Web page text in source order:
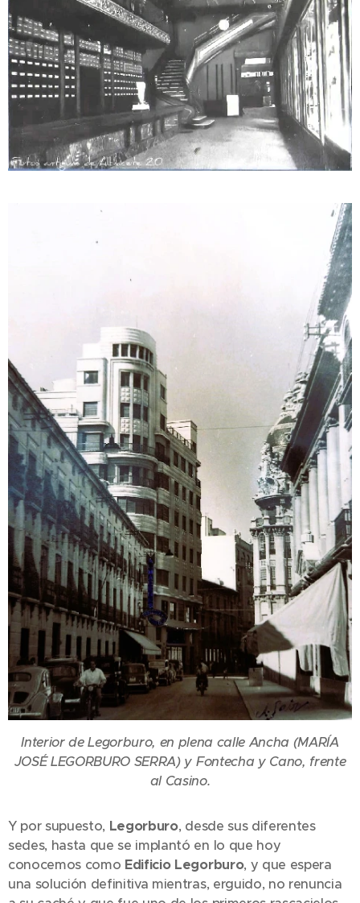
Interior de Legorburo, en plena calle Ancha (MARÍA
JOSÉ LEGORBURO SERRA) y Fontecha y Cano, frente
al Casino.
Y por supuesto, Legorburo, desde sus diferentes
sedes, hasta que se implantó en lo que hoy
conocemos como Edificio Legorburo, y que espera
una solución definitiva mientras, erguido, no renuncia